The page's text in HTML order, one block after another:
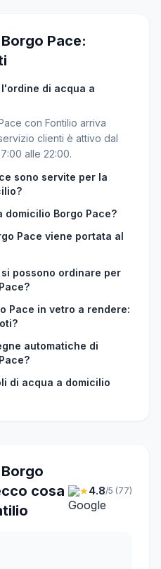
Pace:
di acqua a
con Fontilio arriva
clienti è attivo dal
alle 22:00.
sono servite per la
domicilio Borgo Pace?
Pace viene portata al
possono ordinare per
Pace in vetro a rendere:
automatiche di
di acqua a domicilio
cosa
★4.8/5 (77)